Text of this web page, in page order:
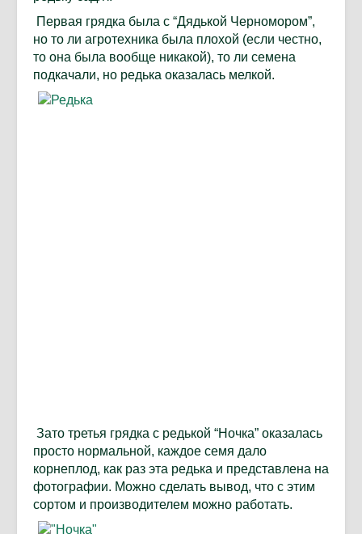
Первая грядка была с “Дядькой Черномором”,
но то ли агротехника была плохой (если честно,
то она была вообще никакой), то ли семена
подкачали, но редька оказалась мелкой.
Зато третья грядка с редькой “Ночка” оказалась
просто нормальной, каждое семя дало
корнеплод, как раз эта редька и представлена на
фотографии. Можно сделать вывод, что с этим
сортом и производителем можно работать.